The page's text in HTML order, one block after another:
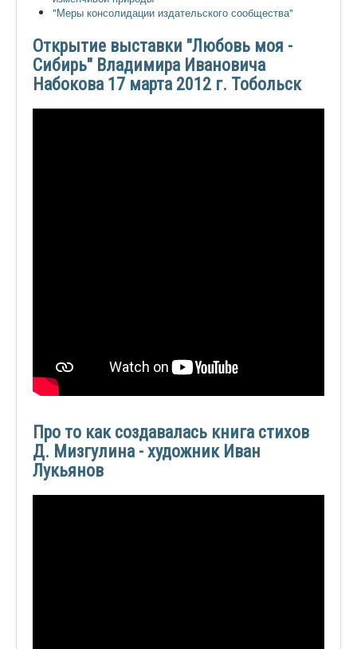
"Меры консолидации издательского сообщества"
Открытие выставки "Любовь моя -
Сибирь" Владимира Ивановича
Набокова 17 марта 2012 г. Тобольск
Про то как создавалась книга стихов
Д. Мизгулина - художник Иван
Лукьянов